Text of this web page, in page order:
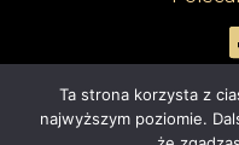
Ta strona korzysta z
najwyższym poziomie.